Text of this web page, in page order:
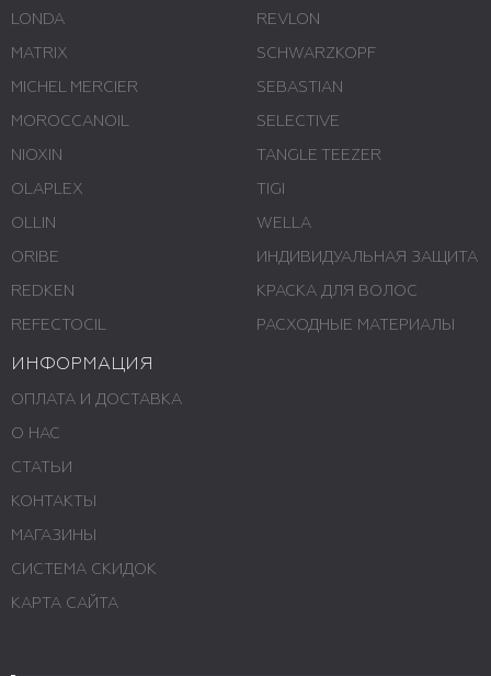
LONDA
MATRIX
MICHEL MERCIER
MOROCCANOIL
NIOXIN
OLAPLEX
OLLIN
ORIBE
REDKEN
REFECTOCIL
REVLON
SCHWARZKOPF
SEBASTIAN
SELECTIVE
TANGLE TEEZER
TIGI
WELLA
ИНДИВИДУАЛЬНАЯ ЗАЩИТА
КРАСКА ДЛЯ ВОЛОС
РАСХОДНЫЕ МАТЕРИАЛЫ
ИНФОРМАЦИЯ
ОПЛАТА И ДОСТАВКА
О НАС
СТАТЬИ
КОНТАКТЫ
МАГАЗИНЫ
СИСТЕМА СКИДОК
КАРТА САЙТА